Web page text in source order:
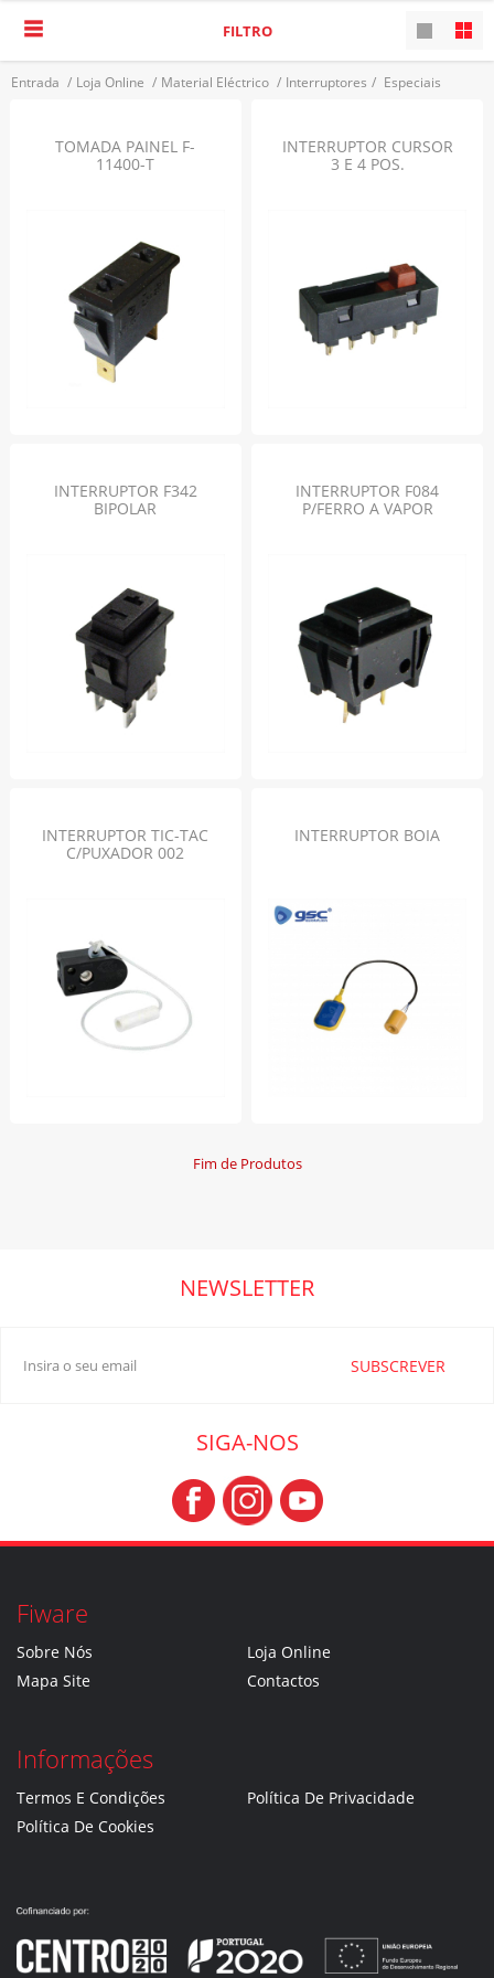
Entrada / Loja Online / Material Eléctrico / Interruptores / Especiais
FILTRO
TOMADA PAINEL F-
11400-T
INTERRUPTOR CURSOR
3 E 4 POS.
INTERRUPTOR F342
BIPOLAR
INTERRUPTOR F084
P/FERRO A VAPOR
INTERRUPTOR TIC-TAC
C/PUXADOR 002
INTERRUPTOR BOIA
Fim de Produtos
NEWSLETTER
SUBSCREVER
SIGA-NOS
Fiware
Sobre Nós
Loja Online
Mapa Site
Contactos
Informações
Termos E Condições
Política De Privacidade
Política De Cookies